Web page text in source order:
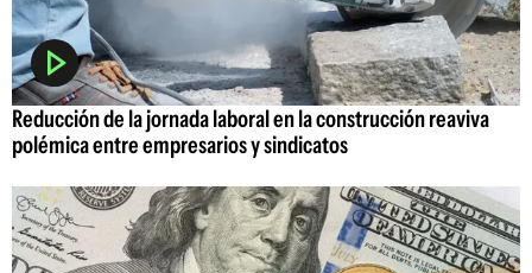
Reducción de la jornada laboral en la construcción reaviva
polémica entre empresarios y sindicatos